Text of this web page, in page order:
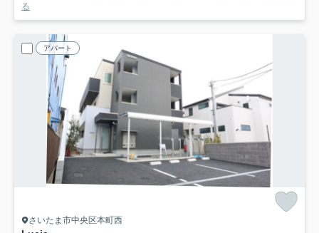
る
アパート
さいたま市中央区本町西